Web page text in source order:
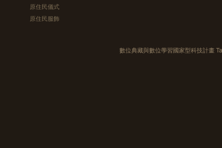
原住民儀式
原住民服飾
數位典藏與數位學習國家型科技計畫